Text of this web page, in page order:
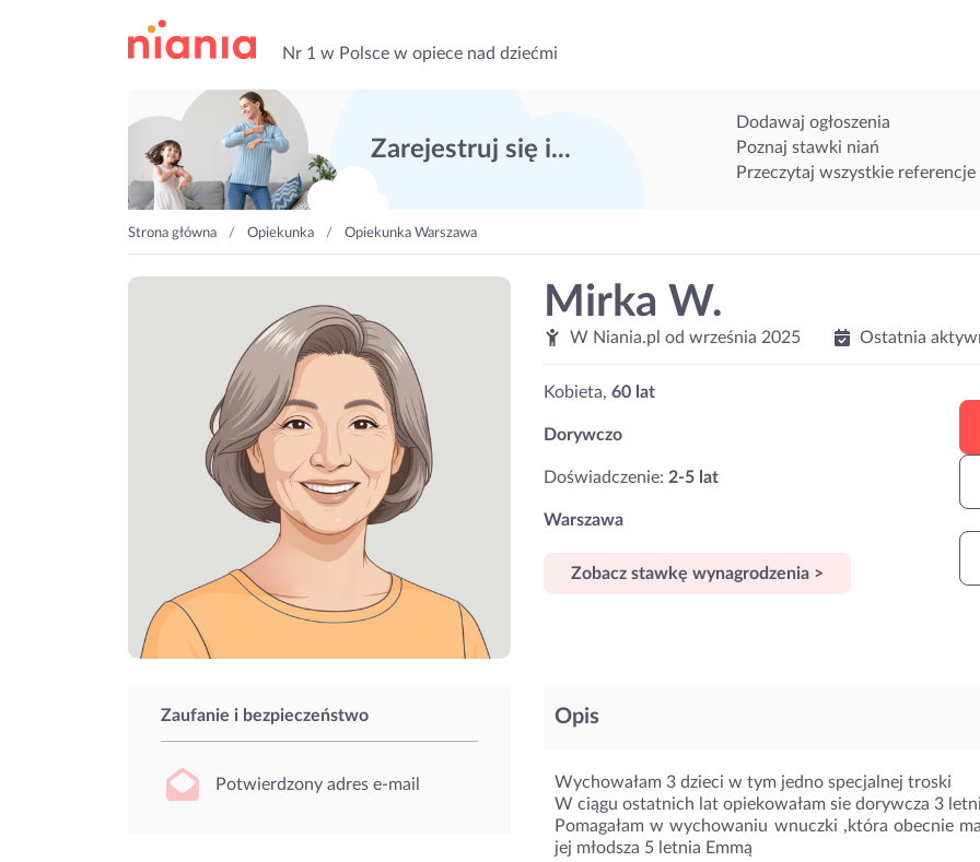
Nr 1 w Polsce w opiece nad dziećmi
Zarejestruj się i...
Dodawaj ogłoszenia
Poznaj stawki niań
Przeczytaj wszystkie referencje
Strona główna Opiekunka Opiekunka Warszawa
Mirka W.
W Niania.pl od września 2025 Ostatnia
Kobieta, 60 lat
Dorywczo
Doświadczenie: 2-5 lat
Warszawa
Zobacz stawkę wynagrodzenia >
Zaufanie i bezpieczeństwo
Potwierdzony adres e-mail
Opis
Wychowałam 3 dzieci w tym jedno specjalnej troski
W ciągu ostatnich lat opiekowałam sie dorywcza 3
Pomagałam w wychowaniu wnuczki ,która obecnie
jej młodsza 5 letnia Emmą